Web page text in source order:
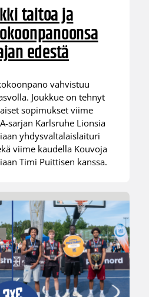
taitoa ja
edestä
vahvistuu
Joukkue on tehnyt
sopimukset viime
sarjan Karlsruhe Lionsia
yhdysvaltalaislaituri
viime kaudella Kouvoja
Timi Puittisen kanssa.